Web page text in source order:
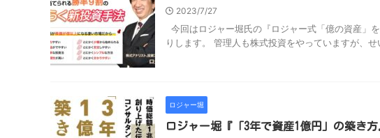
2023/7/27
今回はロジャー堀氏の『ロジャー式「億の資産」
りします。 管理人も株式投資をやっていますが、
ロジャー堀
ロジャー堀『「3年で資産1億円」の築き